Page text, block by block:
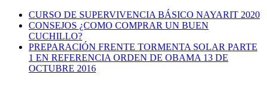
CURSO DE SUPERVIVENCIA BÁSICO NAYARIT 2020
CONSEJOS ¿COMO COMPRAR UN BUEN
CUCHILLO?
PREPARACIÓN FRENTE TORMENTA SOLAR PARTE
1 EN REFERENCIA ORDEN DE OBAMA 13 DE
OCTUBRE 2016